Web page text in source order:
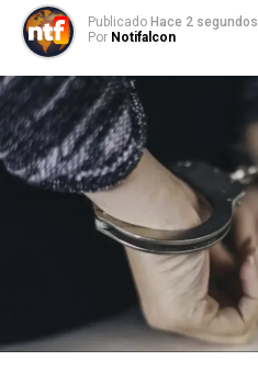
Publicado Hace 2 segundos
Por Notifalcon